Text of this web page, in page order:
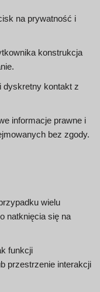
na prywatność i
konstrukcja
dyskretny kontakt z
informacje prawne i
bez zgody.
wielu
natknięcia się na
funkcji
przestrzenie interakcji